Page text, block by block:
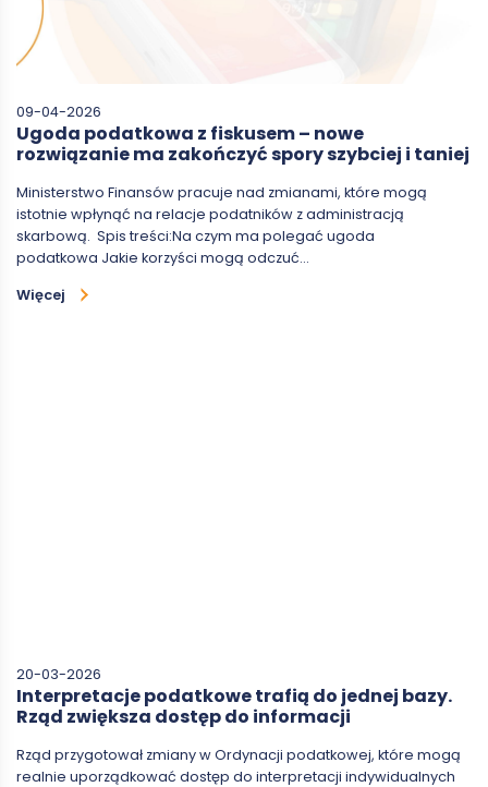
09-04-2026
Ugoda podatkowa z fiskusem – nowe
rozwiązanie ma zakończyć spory szybciej i taniej
Ministerstwo Finansów pracuje nad zmianami, które mogą
istotnie wpłynąć na relacje podatników z administracją
skarbową. Spis treści:Na czym ma polegać ugoda
podatkowa Jakie korzyści mogą odczuć…
Więcej
20-03-2026
Interpretacje podatkowe trafią do jednej bazy.
Rząd zwiększa dostęp do informacji
Rząd przygotował zmiany w Ordynacji podatkowej, które mogą
realnie uporządkować dostęp do interpretacji indywidualnych